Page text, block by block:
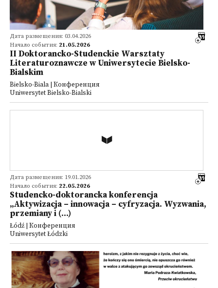
Дата размещения: 03.04.2026
Начало события: 21.05.2026
II Doktorancko-Studenckie Warsztaty
Literaturoznawcze w Uniwersytecie Bielsko-
Bialskim
Bielsko-Biala | Конференция
Uniwersytet Bielsko-Bialski
Дата размещения: 19.01.2026
Начало события: 22.05.2026
Studencko-doktorancka konferencja
„Aktywizacja – innowacja – cyfryzacja. Wyzwania,
przemiany i (...)
Łódź | Конференция
Uniwersytet Łódzki